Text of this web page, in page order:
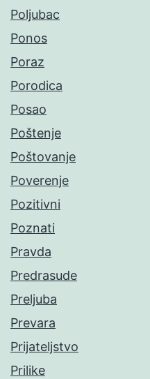
Poljubac
Ponos
Poraz
Porodica
Posao
Poštenje
Poštovanje
Poverenje
Pozitivni
Poznati
Pravda
Predrasude
Preljuba
Prevara
Prijateljstvo
Prilike